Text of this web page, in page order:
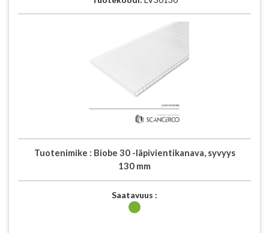
Tuotenimike : Biobe 30 -läpivientikanava, syvyys
130 mm
Saatavuus :